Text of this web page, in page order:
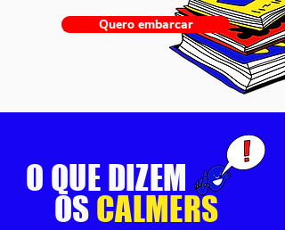
Quero embarcar
O QUE DIZEM
OS CALMERS